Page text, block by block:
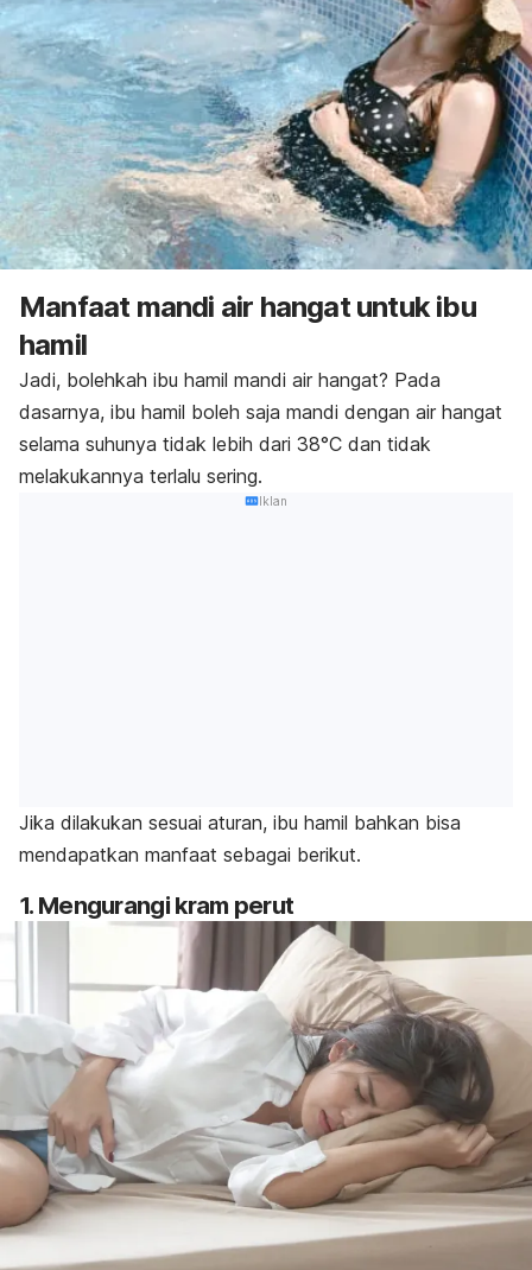
Manfaat mandi air hangat untuk ibu
hamil
Jadi, bolehkah ibu hamil mandi air hangat? Pada
dasarnya, ibu hamil boleh saja mandi dengan air hangat
selama suhunya tidak lebih dari 38°C dan tidak
melakukannya terlalu sering.
Iklan
Jika dilakukan sesuai aturan, ibu hamil bahkan bisa
mendapatkan manfaat sebagai berikut.
1. Mengurangi kram perut